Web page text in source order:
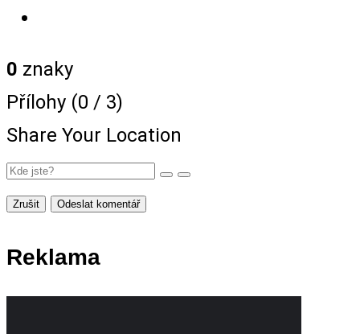
0 znaky
Přílohy (0 / 3)
Share Your Location
Zrušit Odeslat komentář
Reklama